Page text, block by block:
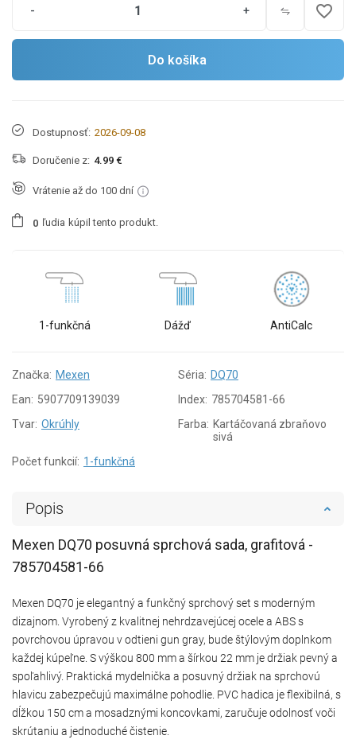
- + favorite_border
Do košíka
Dostupnosť: 2026-09-08
Doručenie z: 4.99 €
Vrátenie až do 100 dní
0 ľudia kúpil tento produkt.
1-funkčná Dážď AntiCalc
Značka: Mexen Séria: DQ70
Ean: 5907709139039 Index: 785704581-66
Tvar: Okrúhly Farba: Kartáčovaná zbraňovo
sivá
Počet funkcií: 1-funkčná
Popis
Mexen DQ70 posuvná sprchová sada, grafitová -
785704581-66
Mexen DQ70 je elegantný a funkčný sprchový set s moderným
dizajnom. Vyrobený z kvalitnej nehrdzavejúcej ocele a ABS s
povrchovou úpravou v odtieni gun gray, bude štýlovým doplnkom
každej kúpeľne. S výškou 800 mm a šírkou 22 mm je držiak pevný a
spoľahlivý. Praktická mydelnička a posuvný držiak na sprchovú
hlavicu zabezpečujú maximálne pohodlie. PVC hadica je flexibilná, s
dĺžkou 150 cm a mosadznými koncovkami, zaručuje odolnosť voči
skrútaniu a jednoduché čistenie.